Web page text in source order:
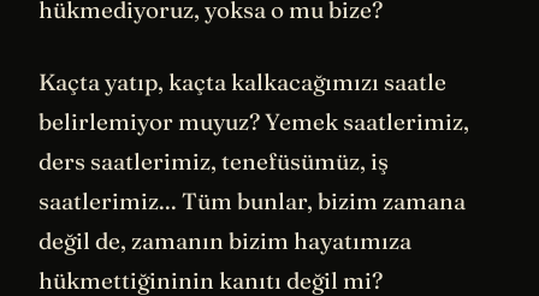
hükmediyoruz, yoksa o mu bize?
Kaçta yatıp, kaçta kalkacağımızı saatle
belirlemiyor muyuz? Yemek saatlerimiz,
ders saatlerimiz, tenefüsümüz, iş
saatlerimiz... Tüm bunlar, bizim zamana
değil de, zamanın bizim hayatımıza
hükmettiğininin kanıtı değil mi?